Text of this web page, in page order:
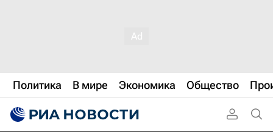
Политика В мире Экономика Общество